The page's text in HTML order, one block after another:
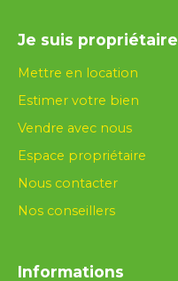
Je suis propriétaire
Mettre en location
Estimer votre bien
Vendre avec nous
Espace propriétaire
Nous contacter
Nos conseillers
Informations